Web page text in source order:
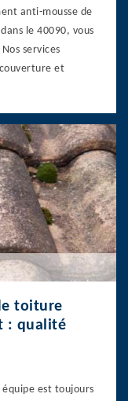
anti-mousse de
le 40090, vous
services
et
toiture
: qualité
est toujours